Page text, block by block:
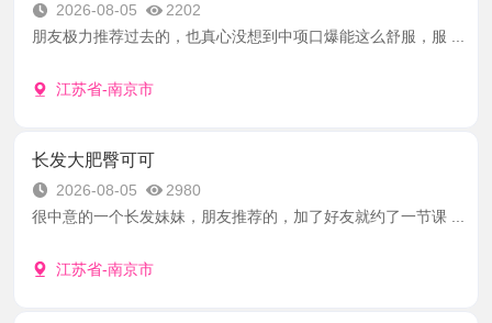
2026-08-05
2202
朋友极力推荐过去的，也真心没想到中项口爆能这么舒服，服 ...
江苏省-南京市
长发大肥臀可可
2026-08-05
2980
很中意的一个长发妹妹，朋友推荐的，加了好友就约了一节课 ...
江苏省-南京市